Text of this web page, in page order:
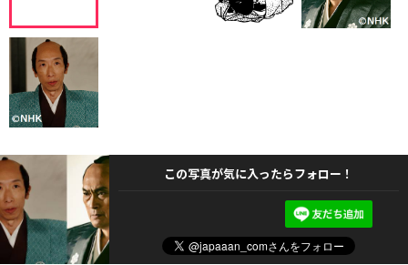
この写真が気に入ったらフォロー！